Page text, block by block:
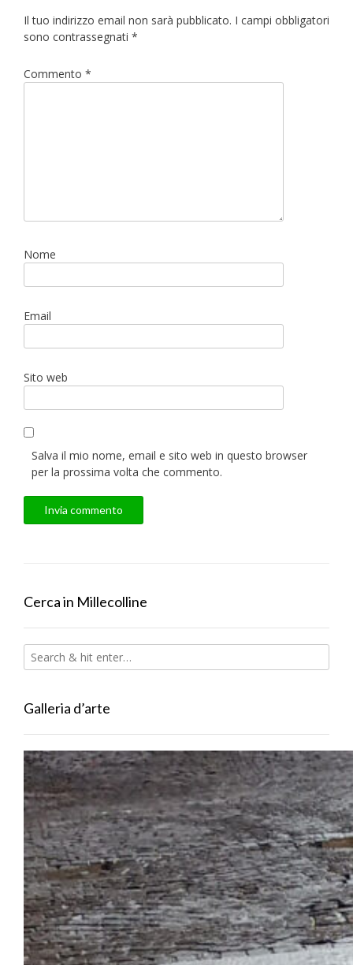
Il tuo indirizzo email non sarà pubblicato. I campi obbligatori
sono contrassegnati *
Commento *
Nome
Email
Sito web
Salva il mio nome, email e sito web in questo browser
per la prossima volta che commento.
Cerca in Millecolline
Galleria d’arte